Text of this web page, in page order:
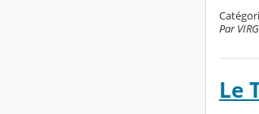
Par
Le